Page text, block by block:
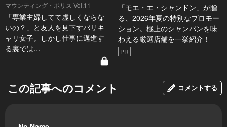
マウンティング・ポリス Vol.11
「専業主婦してて虚しくならな
いの？」と友人を見下すバリキ
ャリ女子。しかし仕事に邁進す
る裏では…
「モエ・エ・シャンドン」が贈
る、2026年夏の特別なプロモー
ション。極上のシャンパンを味
わえる厳選店舗を一挙紹介！
PR
この記事へのコメント コメントする